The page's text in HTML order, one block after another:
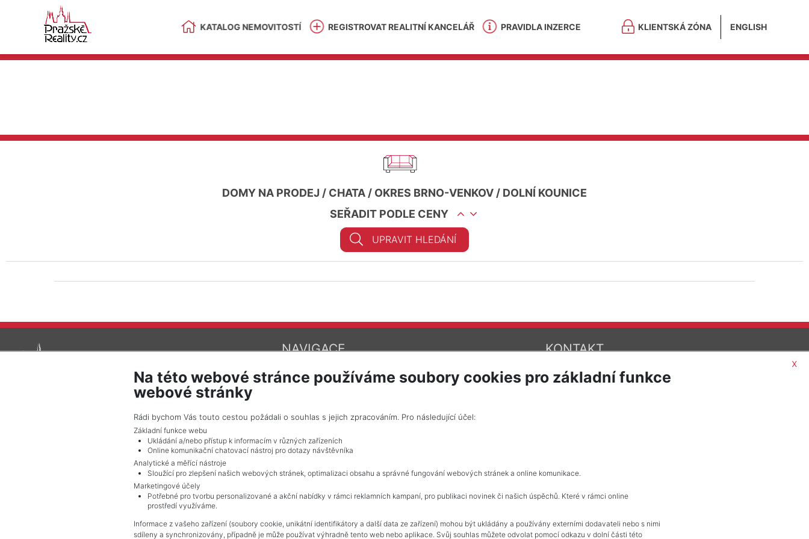
KATALOG NEMOVITOSTÍ REGISTROVAT REALITNÍ KANCELÁŘ PRAVIDLA INZERCE KLIENTSKÁ ZÓNA ENGLISH
DOMY NA PRODEJ / CHATA / OKRES BRNO-VENKOV / DOLNÍ KOUNICE
SEŘADIT PODLE CENY
UPRAVIT HLEDÁNÍ
NAVIGACE
Ochrana osobních údajů
Realitní kanceláře
Zpracování cookies
KONTAKT
Pražské reality
Budějovická 778/3
© 2026 Pražské reality - Všechna práva vyhrazena !
x
Na této webové stránce používáme soubory cookies pro základní funkce
webové stránky
Rádi bychom Vás touto cestou požádali o souhlas s jejich zpracováním. Pro následující účel:
Základní funkce webu
Ukládání a/nebo přístup k informacím v různých zařízeních
Online komunikační chatovací nástroj pro dotazy návštěvníka
Analytické a měřící nástroje
Sloužící pro zlepšení našich webových stránek, optimalizaci obsahu a správné fungování webových stránek a online komunikace.
Marketingové účely
Potřebné pro tvorbu personalizované a akční nabídky v rámci reklamních kampaní, pro publikaci novinek či našich úspěchů. Které v rámci online
prostředí využíváme.
Informace z vašeho zařízení (soubory cookie, unikátní identifikátory a další data ze zařízení) mohou být ukládány a používány externími dodavateli nebo s nimi
sdíleny a synchronizovány, případně je může používat výhradně tento web nebo aplikace. Svůj souhlas můžete odvolat pomocí odkazu v dolní části této